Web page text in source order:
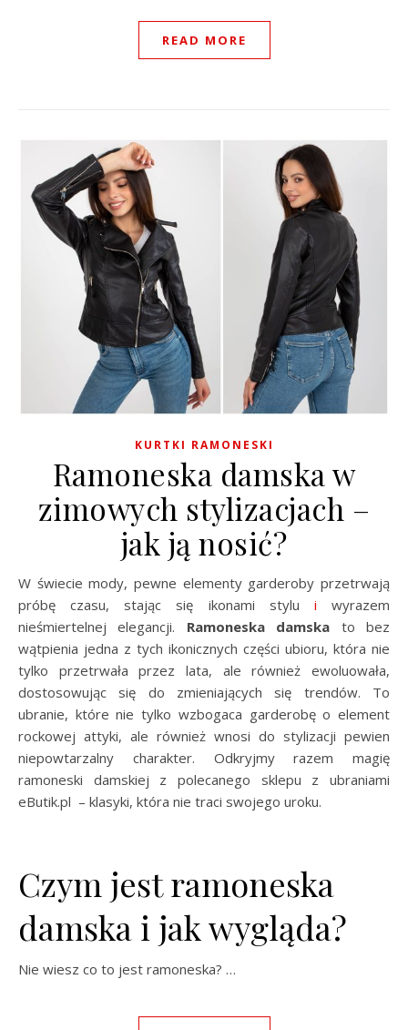
READ MORE
KURTKI RAMONESKI
Ramoneska damska w
zimowych stylizacjach –
jak ją nosić?
W świecie mody, pewne elementy garderoby przetrwają
próbę czasu, stając się ikonami stylu i wyrazem
nieśmiertelnej elegancji. Ramoneska damska to bez
wątpienia jedna z tych ikonicznych części ubioru, która nie
tylko przetrwała przez lata, ale również ewoluowała,
dostosowując się do zmieniających się trendów. To
ubranie, które nie tylko wzbogaca garderobę o element
rockowej attyki, ale również wnosi do stylizacji pewien
niepowtarzalny charakter. Odkryjmy razem magię
ramoneski damskiej z polecanego sklepu z ubraniami
eButik.pl – klasyki, która nie traci swojego uroku.
Czym jest ramoneska
damska i jak wygląda?
Nie wiesz co to jest ramoneska? …